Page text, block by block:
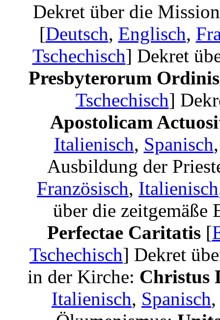
Dekret über die
[Deutsch, Englisch,
Tschechisch] Dekret
Presbyterorum
Tschechisch]
Apostolicam
Italienisch, Spanisch
Ausbildung der
Französisch, Italienisch
über die zeitgemäße
Perfectae Caritatis [
Tschechisch] Dekret
in der Kirche: Christus
Italienisch, Spanisch,